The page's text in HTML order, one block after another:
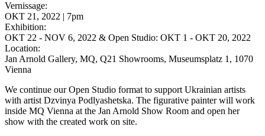
Vernissage:
OKT 21, 2022 | 7pm
Exhibition:
OKT 22 - NOV 6, 2022 & Open Studio: OKT 1 - OKT 20, 2022
Location:
Jan Arnold Gallery, MQ, Q21 Showrooms, Museumsplatz 1, 1070
Vienna
We continue our Open Studio format to support Ukrainian artists
with artist Dzvinya Podlyashetska. The figurative painter will work
inside MQ Vienna at the Jan Arnold Show Room and open her
show with the created work on site.